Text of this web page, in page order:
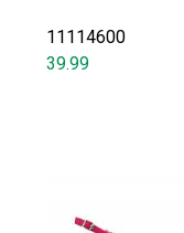
11114600
39.99